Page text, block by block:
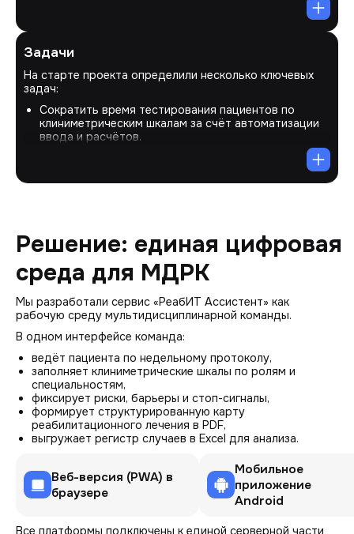
Задачи
На старте проекта определили несколько ключевых
задач:
Сократить время тестирования пациентов по
клиниметрическим шкалам за счёт автоматизации
ввода и расчётов.
Перевести мониторинг и протоколы в электронный
выгрузкой данных в Excel для анализа и отчётности
медицинскими организациями.
Решение: единая цифровая
среда для МДРК
Мы разработали сервис «РеабИТ Ассистент» как
рабочую среду мультидисциплинарной команды.
В одном интерфейсе команда:
ведёт пациента по недельному протоколу,
заполняет клиниметрические шкалы по ролям и
специальностям,
фиксирует риски, барьеры и стоп-сигналы,
формирует структурированную карту
реабилитационного лечения в PDF,
выгружает регистр случаев в Excel для анализа.
Веб-версия (PWA) в
браузере
Мобильное
приложение
Android
Все платформы подключены к единой серверной части